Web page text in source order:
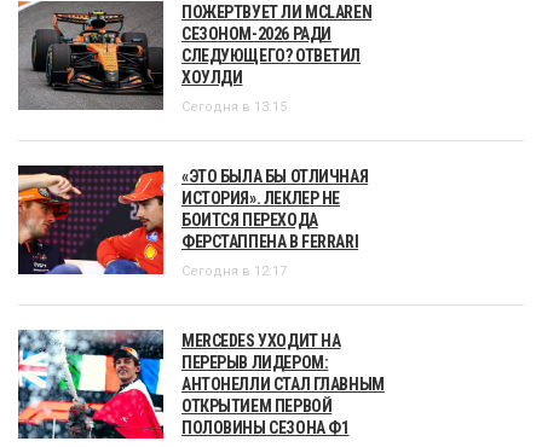
ПОЖЕРТВУЕТ ЛИ MCLAREN
СЕЗОНОМ-2026 РАДИ
СЛЕДУЮЩЕГО? ОТВЕТИЛ
ХОУЛДИ
Сегодня в 13:15
«ЭТО БЫЛА БЫ ОТЛИЧНАЯ
ИСТОРИЯ». ЛЕКЛЕР НЕ
БОИТСЯ ПЕРЕХОДА
ФЕРСТАППЕНА В FERRARI
Сегодня в 12:17
MERCEDES УХОДИТ НА
ПЕРЕРЫВ ЛИДЕРОМ:
АНТОНЕЛЛИ СТАЛ ГЛАВНЫМ
ОТКРЫТИЕМ ПЕРВОЙ
ПОЛОВИНЫ СЕЗОНА Ф1